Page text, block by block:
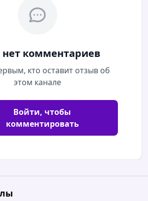
нет комментариев
кто оставит отзыв об
этом канале
Войти, чтобы
комментировать